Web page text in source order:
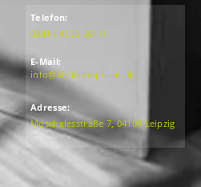
Telefon:
0341 / 4158 504 0
E-Mail:
info@klickkomplizen.de
Adresse:
Moschelesstraße 7, 04109 Leipzig